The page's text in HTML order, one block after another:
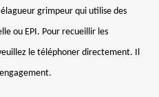
grimpeur qui utilise des
ou EPI. Pour recueillir les
le téléphoner directement. Il